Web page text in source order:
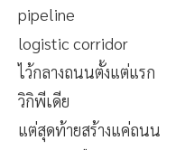
pipeline
logistic corridor
ไว้กลางถนนตั้งแต่แรก
วิกิพีเดีย
แต่สุดท้ายสร้างแค่ถนน